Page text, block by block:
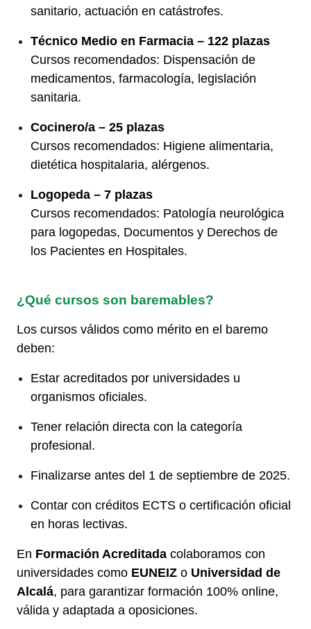
sanitario, actuación en catástrofes.
Técnico Medio en Farmacia – 122 plazas
Cursos recomendados: Dispensación de
medicamentos, farmacología, legislación
sanitaria.
Cocinero/a – 25 plazas
Cursos recomendados: Higiene alimentaria,
dietética hospitalaria, alérgenos.
Logopeda – 7 plazas
Cursos recomendados: Patología neurológica
para logopedas, Documentos y Derechos de
los Pacientes en Hospitales.
¿Qué cursos son baremables?
Los cursos válidos como mérito en el baremo
deben:
Estar acreditados por universidades u
organismos oficiales.
Tener relación directa con la categoría
profesional.
Finalizarse antes del 1 de septiembre de 2025.
Contar con créditos ECTS o certificación oficial
en horas lectivas.
En Formación Acreditada colaboramos con
universidades como EUNEIZ o Universidad de
Alcalá, para garantizar formación 100% online,
válida y adaptada a oposiciones.